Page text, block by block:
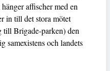
affischer med en
in till det stora mötet
Brigade-parken) den
samexistens och landets